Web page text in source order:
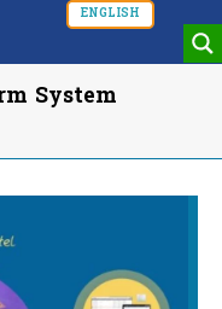
ENGLISH
System